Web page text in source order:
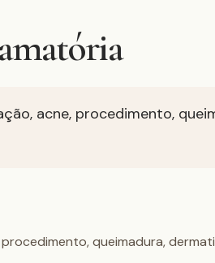
acne, procedimento,
queimadura,